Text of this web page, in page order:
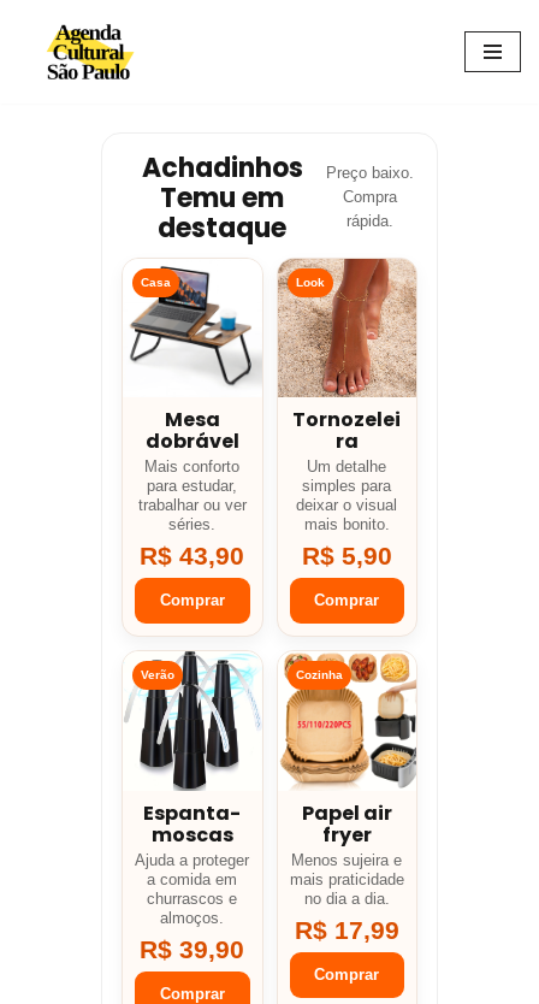
Avançar
Achadinhos
Temu em
destaque
Preço baixo.
Compra
rápida.
Casa
Mesa
dobrável
Mais conforto
para estudar,
trabalhar ou ver
séries.
R$ 43,90
Comprar
Look
Tornozelei
ra
Um detalhe
simples para
deixar o visual
mais bonito.
R$ 5,90
Comprar
Verão
Espanta-
moscas
Ajuda a proteger
a comida em
churrascos e
almoços.
R$ 39,90
Comprar
Cozinha
Papel air
fryer
Menos sujeira e
mais praticidade
no dia a dia.
R$ 17,99
Comprar